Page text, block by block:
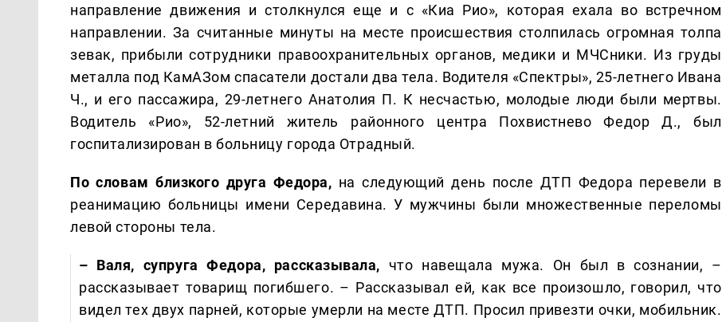
направление движения и столкнулся еще и с «Киа Рио», которая ехала во встречном
направлении. За считанные минуты на месте происшествия столпилась огромная толпа
зевак, прибыли сотрудники правоохранительных органов, медики и МЧСники. Из груды
металла под КамАЗом спасатели достали два тела. Водителя «Спектры», 25-летнего Ивана
Ч., и его пассажира, 29-летнего Анатолия П. К несчастью, молодые люди были мертвы.
Водитель «Рио», 52-летний житель районного центра Похвистнево Федор Д., был
госпитализирован в больницу города Отрадный.
По словам близкого друга Федора, на следующий день после ДТП Федора перевели в
реанимацию больницы имени Середавина. У мужчины были множественные переломы
левой стороны тела.
– Валя, супруга Федора, рассказывала, что навещала мужа. Он был в сознании, –
рассказывает товарищ погибшего. – Рассказывал ей, как все произошло, говорил, что
видел тех двух парней, которые умерли на месте ДТП. Просил привезти очки, мобильник.